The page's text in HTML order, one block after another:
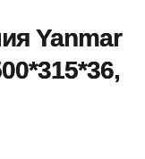
Yanmar